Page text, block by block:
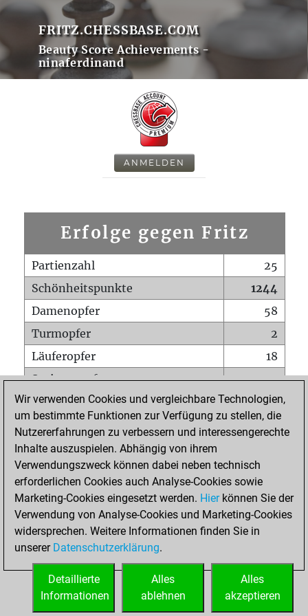
FRITZ.CHESSBASE.COM
Beauty Score Achievements -
ninaferdinand
ANMELDEN
Erfolge gegen Fritz
Partienzahl
25
Schönheitspunkte
1244
Damenopfer
58
Turmopfer
2
Läuferopfer
18
Springeropfer
3
Bauernopfer
21
Matt auf vollem Brett
0
Bauer setzt Matt
Erstickte Matts
Unterverwandlungen
0
Türme auf der siebten
1
STARTSEITE
Wir verwenden Cookies und vergleichbare Technologien,
um bestimmte Funktionen zur Verfügung zu stellen, die
Nutzererfahrungen zu verbessern und interessengerechte
Inhalte auszuspielen. Abhängig von ihrem
Verwendungszweck können dabei neben technisch
erforderlichen Cookies auch Analyse-Cookies sowie
Marketing-Cookies eingesetzt werden. Hierkönnen Sie der
Verwendung von Analyse-Cookies und Marketing-Cookies
widersprechen. Weitere Informationen finden Sie in
unserer Datenschutzerklärung.
Alles
akzeptieren
Alles
ablehnen
Detaillierte
Informationen